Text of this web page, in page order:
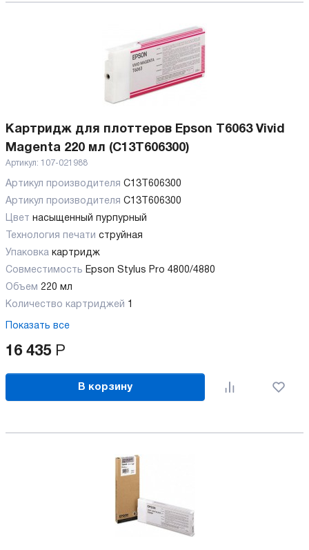
Картридж для плоттеров Epson T6063 Vivid
Magenta 220 мл (C13T606300)
Артикул: 107-021988
Артикул производителя C13T606300
Артикул производителя C13T606300
Цвет насыщенный пурпурный
Технология печати струйная
Упаковка картридж
Совместимость Epson Stylus Pro 4800/4880
Объем 220 мл
Количество картриджей 1
Показать все
16 435 Р
В корзину